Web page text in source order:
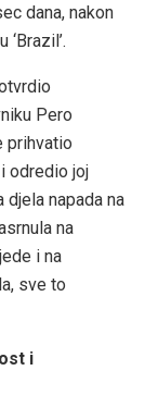
dana, nakon
Pero
prihvatio
odredio joj
napada na
na
i na
sve to
i